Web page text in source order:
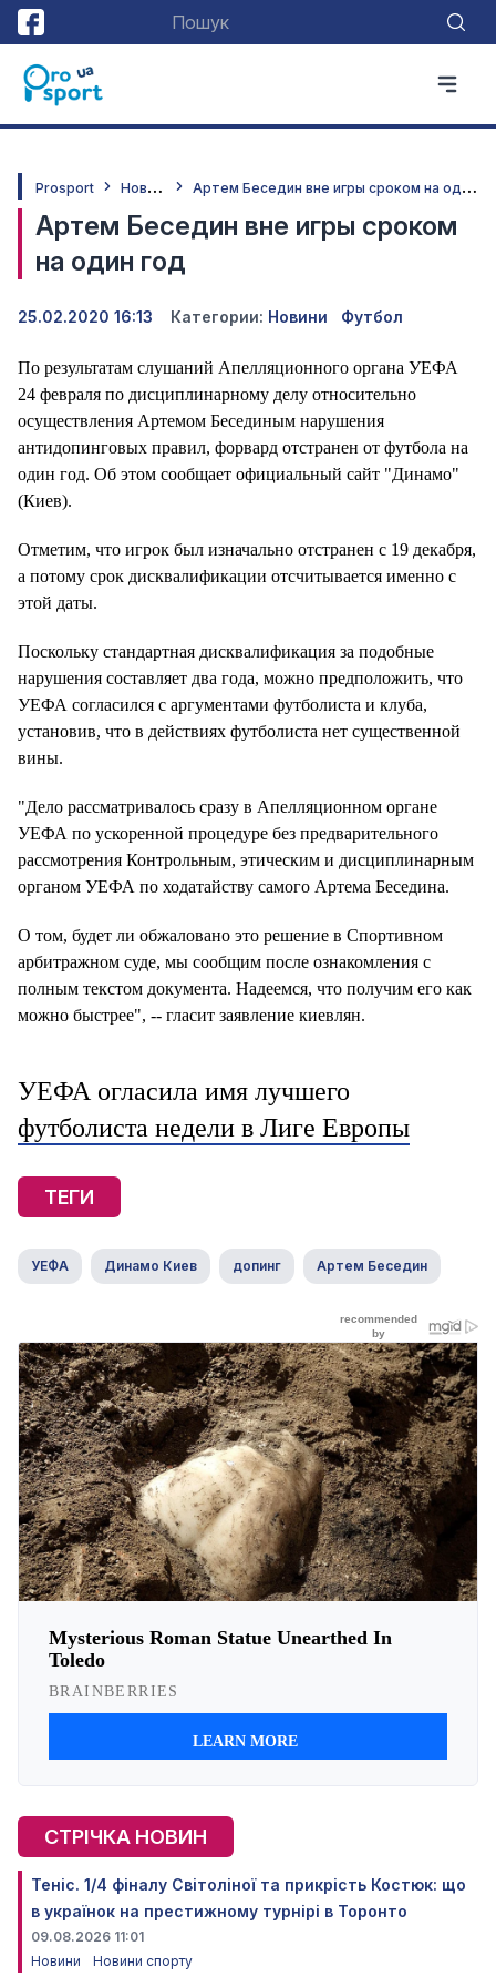
Prosport Н
овини А
ртем Беседин вне игры сроком на один год
Артем Беседин вне игры сроком
на один год
25.02.2020 16:13 Категории: Новини Футбол
По результатам слушаний Апелляционного органа УЕФА
24 февраля по дисциплинарному делу относительно
осуществления Артемом Бесединым нарушения
антидопинговых правил, форвард отстранен от футбола на
один год. Об этом сообщает официальный сайт "Динамо"
(Киев).
Отметим, что игрок был изначально отстранен с 19 декабря,
а потому срок дисквалификации отсчитывается именно с
этой даты.
Поскольку стандартная дисквалификация за подобные
нарушения составляет два года, можно предположить, что
УЕФА согласился с аргументами футболиста и клуба,
установив, что в действиях футболиста нет существенной
вины.
"Дело рассматривалось сразу в Апелляционном органе
УЕФА по ускоренной процедуре без предварительного
рассмотрения Контрольным, этическим и дисциплинарным
органом УЕФА по ходатайству самого Артема Беседина.
О том, будет ли обжаловано это решение в Спортивном
арбитражном суде, мы сообщим после ознакомления с
полным текстом документа. Надеемся, что получим его как
можно быстрее", -- гласит заявление киевлян.
УЕФА огласила имя лучшего
футболиста недели в Лиге Европы
ТЕГИ
УЕФА Динамо Киев допинг Артем Беседин
СТРІЧКА НОВИН
Теніс. 1/4 фіналу Світоліної та прикрість Костюк: що
в українок на престижному турнірі в Торонто
09.08.2026 11:01
Новини
Новини спорту